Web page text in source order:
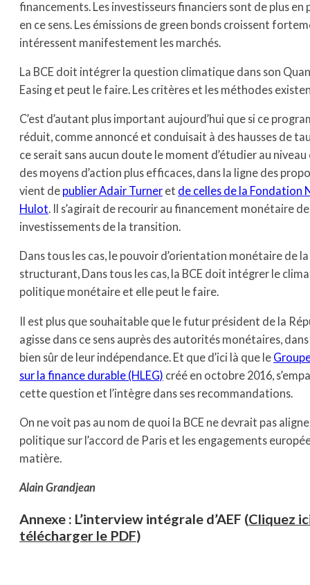
financements. Les investisseurs financiers sont de plus en
en ce sens. Les émissions de green bonds croissent
intéressent manifestement les marchés.
La BCE doit intégrer la question climatique dans son
Easing et peut le faire. Les critères et les méthodes
C’est d’autant plus important aujourd’hui que si ce
réduit, comme annoncé et conduisait à des hausses de
ce serait sans aucun doute le moment d’étudier au
des moyens d’action plus efficaces, dans la ligne des
vient de publier Adair Turner et de celles de la Fondation
Hulot. Il s’agirait de recourir au financement monétaire
investissements de la transition.
Dans tous les cas, le pouvoir d’orientation monétaire de la
structurant, Dans tous les cas, la BCE doit intégrer le
politique monétaire et elle peut le faire.
Il est plus que souhaitable que le futur président de la
agisse dans ce sens auprès des autorités monétaires,
bien sûr de leur indépendance. Et que d’ici là que le
sur la finance durable (HLEG) créé en octobre 2016,
cette question et l’intègre dans ses recommandations.
On ne voit pas au nom de quoi la BCE ne devrait pas
politique sur l’accord de Paris et les engagements
matière.
Alain Grandjean
Annexe : L’interview intégrale d’AEF (Cliquez
télécharger le PDF)